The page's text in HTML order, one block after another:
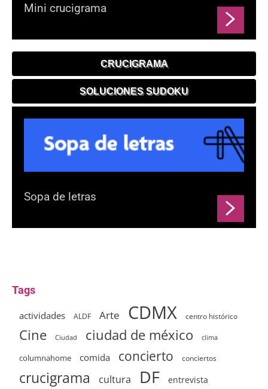
Mini crucigrama
CRUCIGRAMA
SOLUCIONES SUDOKU
Sopa de letras
Tags
actividades ALDF Arte CDMX centro histórico
Cine Ciudad ciudad de méxico clima
columnahome comida concierto conciertos
crucigrama cultura DF entrevista